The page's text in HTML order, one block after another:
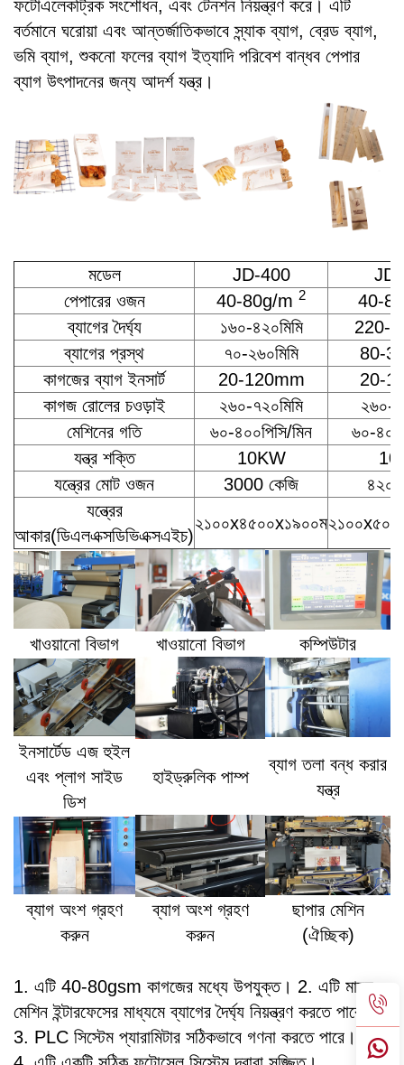
ফটোএলেকট্রিক সংশোধন, এবং টেনশন নিয়ন্ত্রণ করে। এটি
বর্তমানে ঘরোয়া এবং আন্তর্জাতিকভাবে স্ন্যাক ব্যাগ, ব্রেড ব্যাগ,
ভমি ব্যাগ, শুকনো ফলের ব্যাগ ইত্যাদি পরিবেশ বান্ধব পেপার
ব্যাগ উৎপাদনের জন্য আদর্শ যন্ত্র।
মডেল JD-400
পেপারের ওজন
40-80g/m 2
40-
ব্যাগের দৈর্ঘ্য
১৬০-৪২০মিমি
220-
ব্যাগের প্রস্থ
৭০-২৬০মিমি
80-
কাগজের ব্যাগ ইনসার্ট
20-120mm
20-
কাগজ রোলের চওড়াই
২৬০-৭২০মিমি
২৬০-
মেশিনের গতি
৬০-৪০০পিসি/মিন
৬০-
যন্ত্র শক্তি
10KW
যন্ত্রের মোট ওজন
3000 কেজি
যন্ত্রের
আকার(ডিএলএক্সডিভিএক্সএইচ)
২১০০x৪৫০০x১৯০০ম
খাওয়ানো বিভাগ খাওয়ানো বিভাগ কম্পিউটার
ইনসার্টেড এজ হুইল
এবং প্লাগ সাইড
ডিশ
হাইড্রুলিক পাম্প
ব্যাগ তলা বন্ধ করার
যন্ত্র
ব্যাগ অংশ গ্রহণ
করুন
ব্যাগ অংশ গ্রহণ
করুন
ছাপার মেশিন
(ঐচ্ছিক)
1. এটি 40-80gsm কাগজের মধ্যে উপযুক্ত। 2. এটি মানুষ-
মেশিন ইন্টারফেসের মাধ্যমে ব্যাগের দৈর্ঘ্য নিয়ন্ত্রণ করতে পারে।
3. PLC সিস্টেম প্যারামিটার সঠিকভাবে গণনা করতে পারে।